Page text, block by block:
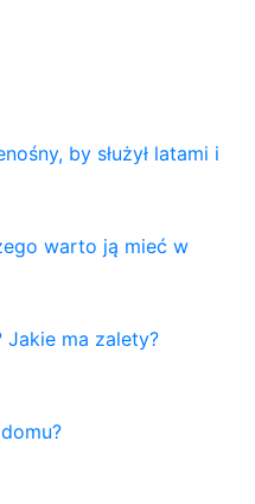
by służył latami i
warto ją mieć w
Jakie ma zalety?